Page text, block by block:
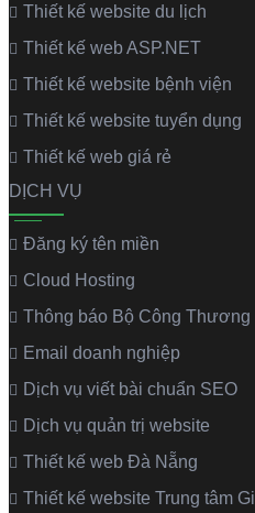
Thiết kế website du lịch
Thiết kế web ASP.NET
Thiết kế website bệnh viện
Thiết kế website tuyển dụng
Thiết kế web giá rẻ
DỊCH VỤ
Đăng ký tên miền
Cloud Hosting
Thông báo Bộ Công Thương
Email doanh nghiệp
Dịch vụ viết bài chuẩn SEO
Dịch vụ quản trị website
Thiết kế web Đà Nẵng
Thiết kế website Trung tâm